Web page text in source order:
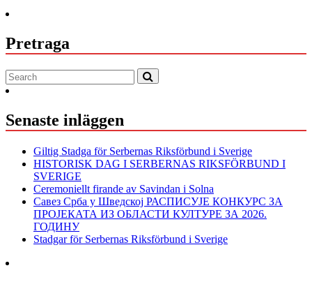
Pretraga
Senaste inläggen
Giltig Stadga för Serbernas Riksförbund i Sverige
HISTORISK DAG I SERBERNAS RIKSFÖRBUND I
SVERIGE
Ceremoniellt firande av Savindan i Solna
Савез Срба у Шведској РАСПИСУЈЕ КОНКУРС ЗА
ПРОЈЕКАТА ИЗ ОБЛАСТИ КУЛТУРЕ ЗА 2026.
ГОДИНУ
Stadgar för Serbernas Riksförbund i Sverige